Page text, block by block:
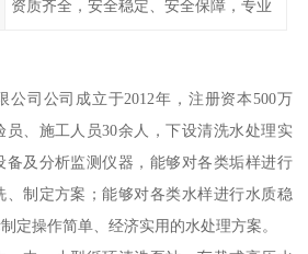
资质齐全，安全稳定、安全保障，专业
公司公司成立于2012年，注册资本500万
、施工人员30余人，下设清洗水处理实
备及分析监测仪器，能够对各类垢样进行
制定方案；能够对各类水样进行水质稳
定操作简单、经济实用的水处理方案。